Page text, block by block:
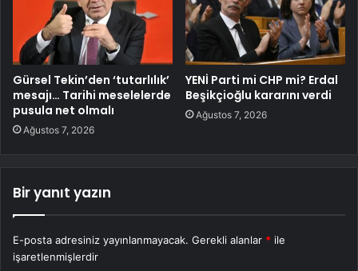
Gürsel Tekin’den ‘tutarlılık’
mesajı… Tarihi meselelerde
pusula net olmalı
Ağustos 7, 2026
YENİ Parti mi CHP mi? Erdal
Beşikçioğlu kararını verdi
Ağustos 7, 2026
Bir yanıt yazın
E-posta adresiniz yayınlanmayacak. Gerekli alanlar * ile
işaretlenmişlerdir